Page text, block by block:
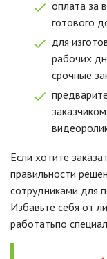
оплата за
готового
для
рабочих
срочные
Если хотите
правильности
сотрудниками для
Избавьте себя от
работатьпо